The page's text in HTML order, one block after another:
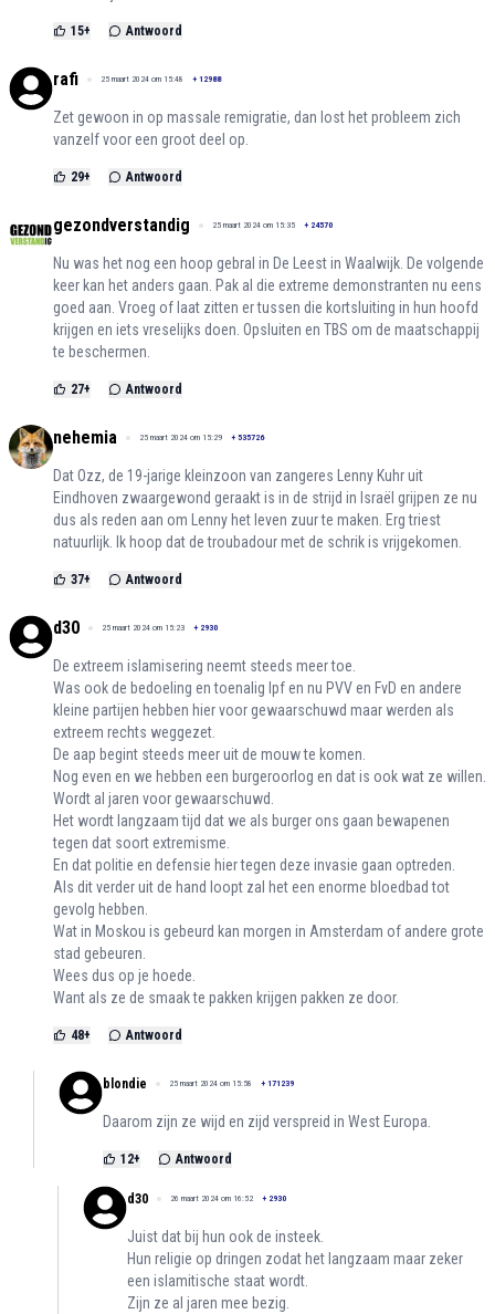
15+ Antwoord
rafi 25 maart 2024 om 15:48 + 12988
Zet gewoon in op massale remigratie, dan lost het probleem zich
vanzelf voor een groot deel op.
29+ Antwoord
gezondverstandig 25 maart 2024 om 15:35 + 24570
Nu was het nog een hoop gebral in De Leest in Waalwijk. De volgende
keer kan het anders gaan. Pak al die extreme demonstranten nu eens
goed aan. Vroeg of laat zitten er tussen die kortsluiting in hun hoofd
krijgen en iets vreselijks doen. Opsluiten en TBS om de maatschappij
te beschermen.
27+ Antwoord
nehemia 25 maart 2024 om 15:29 + 535726
Dat Ozz, de 19-jarige kleinzoon van zangeres Lenny Kuhr uit
Eindhoven zwaargewond geraakt is in de strijd in Israël grijpen ze nu
dus als reden aan om Lenny het leven zuur te maken. Erg triest
natuurlijk. Ik hoop dat de troubadour met de schrik is vrijgekomen.
37+ Antwoord
d30 25 maart 2024 om 15:23 + 2930
De extreem islamisering neemt steeds meer toe.
Was ook de bedoeling en toenalig lpf en nu PVV en FvD en andere
kleine partijen hebben hier voor gewaarschuwd maar werden als
extreem rechts weggezet.
De aap begint steeds meer uit de mouw te komen.
Nog even en we hebben een burgeroorlog en dat is ook wat ze willen.
Wordt al jaren voor gewaarschuwd.
Het wordt langzaam tijd dat we als burger ons gaan bewapenen
tegen dat soort extremisme.
En dat politie en defensie hier tegen deze invasie gaan optreden.
Als dit verder uit de hand loopt zal het een enorme bloedbad tot
gevolg hebben.
Wat in Moskou is gebeurd kan morgen in Amsterdam of andere grote
stad gebeuren.
Wees dus op je hoede.
Want als ze de smaak te pakken krijgen pakken ze door.
48+ Antwoord
blondie 25 maart 2024 om 15:58 + 171239
Daarom zijn ze wijd en zijd verspreid in West Europa.
12+ Antwoord
d30 26 maart 2024 om 16:52 + 2930
Juist dat bij hun ook de insteek.
Hun religie op dringen zodat het langzaam maar zeker
een islamitische staat wordt.
Zijn ze al jaren mee bezig.